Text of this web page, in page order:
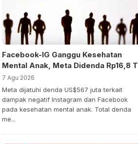
Facebook-IG Ganggu Kesehatan
Mental Anak, Meta Didenda Rp16,8 T
7 Agu 2026
Meta dijatuhi denda US$567 juta terkait
dampak negatif Instagram dan Facebook
pada kesehatan mental anak. Total denda
me...